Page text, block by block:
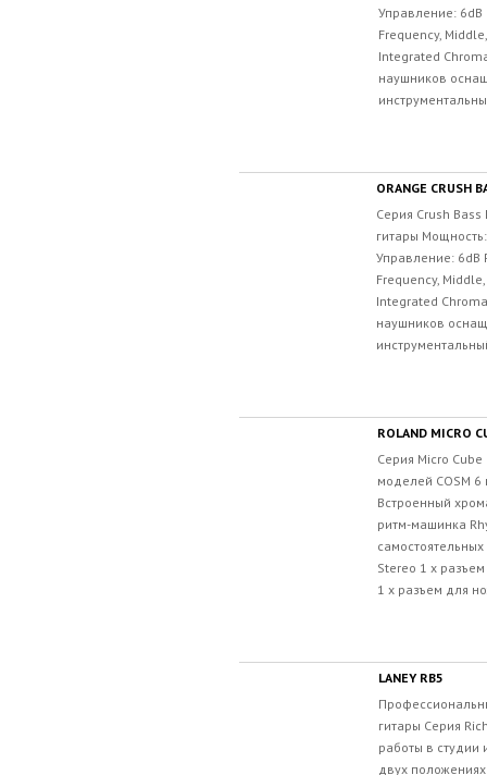
Управление: 6dB
Frequency,
Integrated
наушников
ORANGE CRUSH
Серия Crush
гитары
Управление: 6dB
Frequency,
Integrated
наушников
ROLAND MICRO
Серия Micro
моделей COSM
Встроенный
ритм-машинка
Stereo 1 х
1 х разъем для
LANEY RB5
гитары Серия
работы в студии
двух